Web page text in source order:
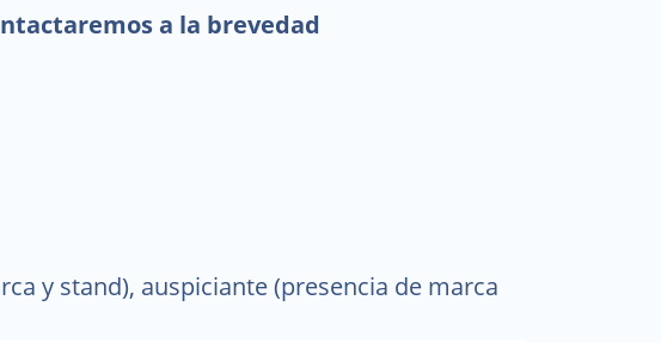
y stand), auspiciante (presencia de marca
a la brevedad